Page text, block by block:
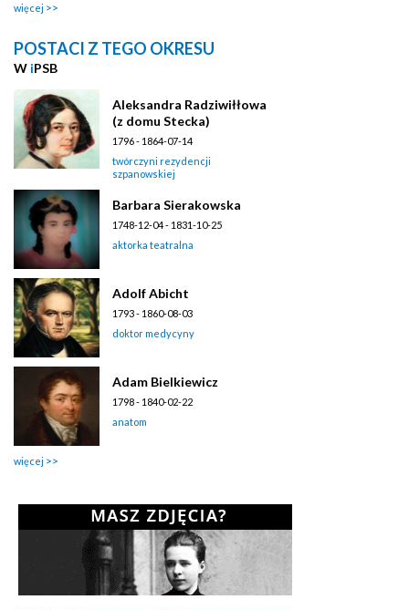
więcej
POSTACI Z TEGO OKRESU
W iPSB
Aleksandra Radziwiłłowa
(z domu Stecka)
1796 - 1864-07-14
twórczyni rezydencji
szpanowskiej
Barbara Sierakowska
1748-12-04 - 1831-10-25
aktorka teatralna
Adolf Abicht
1793 - 1860-08-03
doktor medycyny
Adam Bielkiewicz
1798 - 1840-02-22
anatom
więcej